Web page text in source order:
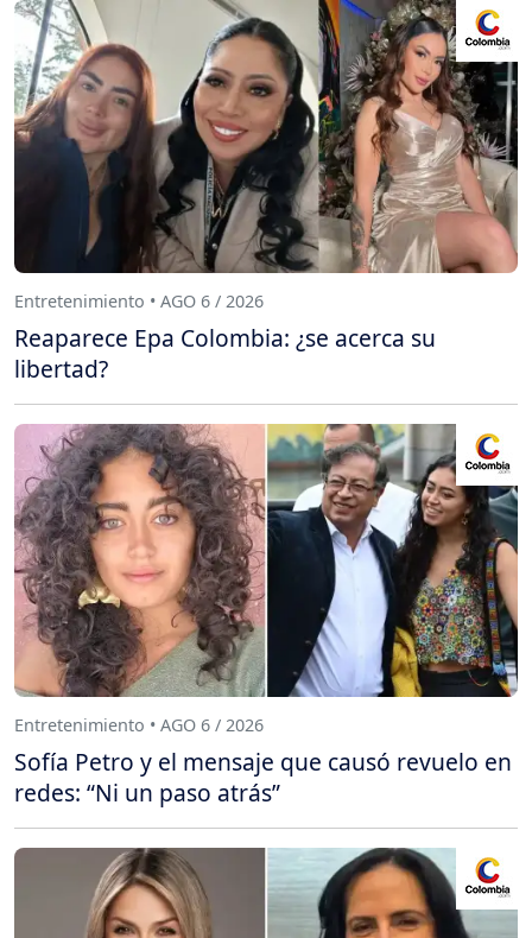
Entretenimiento • AGO 6 / 2026
Reaparece Epa Colombia: ¿se acerca su
libertad?
Entretenimiento • AGO 6 / 2026
Sofía Petro y el mensaje que causó revuelo en
redes: “Ni un paso atrás”